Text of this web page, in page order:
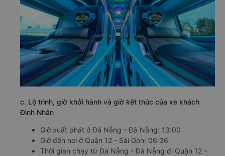
c. Lộ trình, giờ khởi hành và giờ kết thúc của xe khách
Đình Nhân
Giờ xuất phát ở Đà Nẵng - Đà Nẵng: 13:00
Giờ đến nơi ở Quận 12 - Sài Gòn: 06:36
Thời gian chạy từ Đà Nẵng - Đà Nẵng đi Quận 12 -